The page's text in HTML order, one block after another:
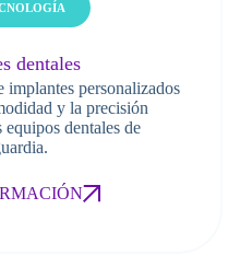
dentales
implantes personalizados
y la precisión
dentales de